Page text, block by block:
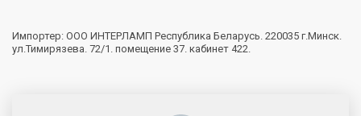
Импортер: ООО ИНТЕРЛАМП Республика Беларусь. 220035 г.Минск.
ул.Тимирязева. 72/1. помещение 37. кабинет 422.